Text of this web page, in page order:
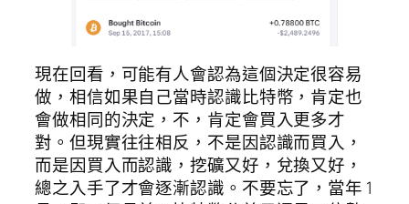
現在回看，可能有人會認為這個決定很容易
做，相信如果自己當時認識比特幣，肯定也
會做相同的決定，不，肯定會買入更多才
對。但現實往往相反，不是因認識而買入，
而是因買入而認識，挖礦又好，兌換又好，
總之入手了才會逐漸認識。不要忘了，當年 1